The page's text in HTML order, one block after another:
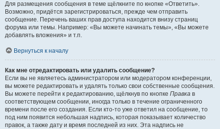
Для размещения сообщения в теме щёлкните по кнопке «Ответить».
Возможно, придётся зарегистрироваться, прежде чем отправить
сообщение. Перечень ваших прав доступа находится внизу страниц
форума или темы. Например: «Вы можете начинать темы», «Вы можете
добавлять вложения» и т.п.
Вернуться к началу
Как мне отредактировать или удалить сообщение?
Если вы не являетесь администратором или модератором конференции,
вы можете редактировать и удалять только свои собственные сообщения.
Вы можете перейти к редактированию, щёлкнув по кнопке Правка в
соответствующем сообщении, иногда только в течение ограниченного
времени после его создания. Если кто-то уже ответил на сообщение, то
под ним появится небольшая надпись, которая показывает количество
правок, а также дату и время последней из них. Эта надпись не